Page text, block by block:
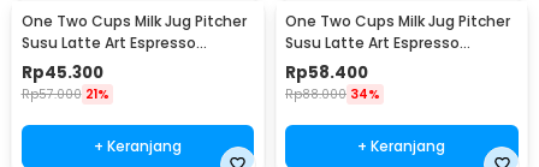
One Two Cups Milk Jug Pitcher
Susu Latte Art Espresso
Stainless Steel 600ml - J068
Rp45.300
Rp57.000 21%
+ Keranjang
One Two Cups Milk Jug Pitcher
Susu Latte Art Espresso
Stainless Steel 900ml - J068
Rp58.400
Rp88.000 34%
+ Keranjang